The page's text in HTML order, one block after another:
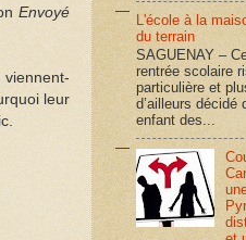
Envoyé
leur
L'école à la
du terrain
SAGUENAY –
rentrée scolaire
particulière et
d’ailleurs décidé
enfant des...